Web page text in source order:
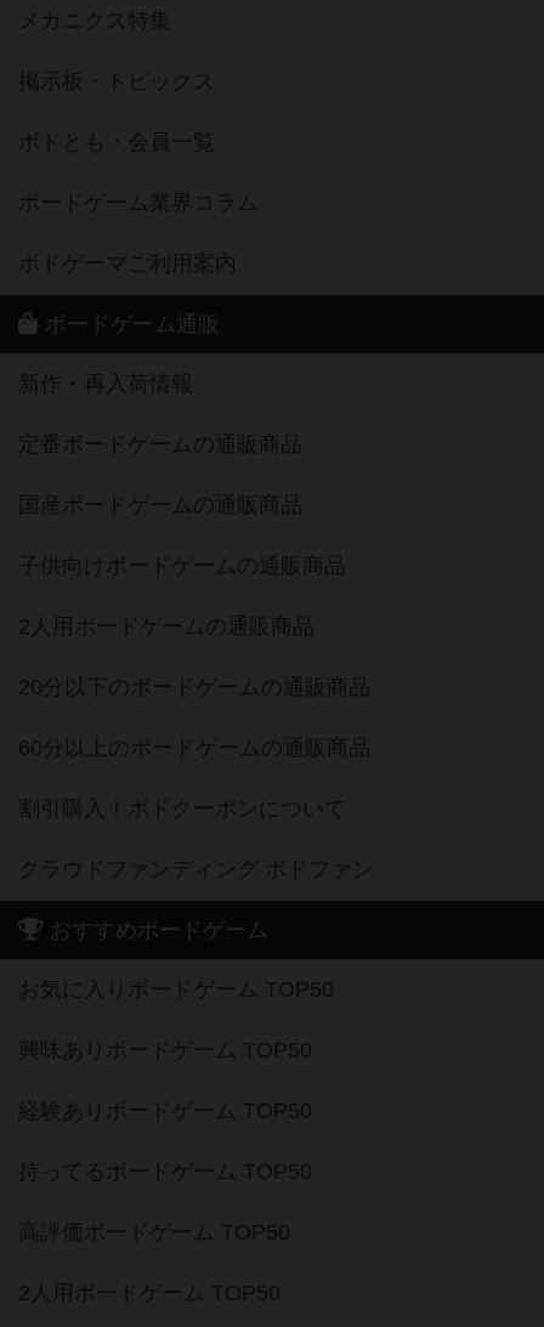
メカニクス特集
掲示板・トピックス
ボドとも・会員一覧
ボードゲーム業界コラム
ボドゲーマご利用案内
ボードゲーム通販
新作・再入荷情報
定番ボードゲームの通販商品
国産ボードゲームの通販商品
子供向けボードゲームの通販商品
2人用ボードゲームの通販商品
20分以下のボードゲームの通販商品
60分以上のボードゲームの通販商品
割引購入！ボドクーポンについて
クラウドファンディング ボドファン
おすすめボードゲーム
お気に入りボードゲーム TOP50
興味ありボードゲーム TOP50
経験ありボードゲーム TOP50
持ってるボードゲーム TOP50
高評価ボードゲーム TOP50
2人用ボードゲーム TOP50